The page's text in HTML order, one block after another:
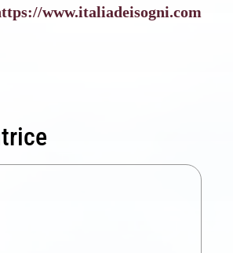
www.italiadeisogni.com